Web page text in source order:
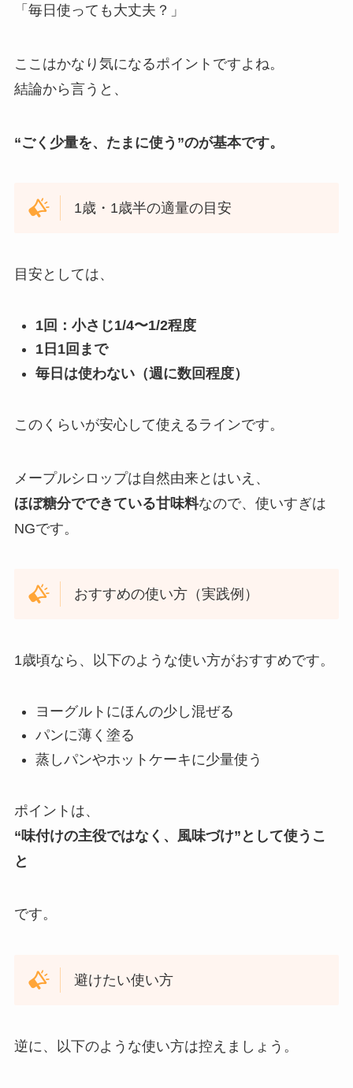
「毎日使っても大丈夫？」
ここはかなり気になるポイントですよね。
結論から言うと、
“ごく少量を、たまに使う”のが基本です。
1歳・1歳半の適量の目安
目安としては、
1回：小さじ1/4〜1/2程度
1日1回まで
毎日は使わない（週に数回程度）
このくらいが安心して使えるラインです。
メープルシロップは自然由来とはいえ、
ほぼ糖分でできている甘味料なので、使いすぎは
NGです。
おすすめの使い方（実践例）
1歳頃なら、以下のような使い方がおすすめです。
ヨーグルトにほんの少し混ぜる
パンに薄く塗る
蒸しパンやホットケーキに少量使う
ポイントは、
“味付けの主役ではなく、風味づけ”として使うこ
と
です。
避けたい使い方
逆に、以下のような使い方は控えましょう。